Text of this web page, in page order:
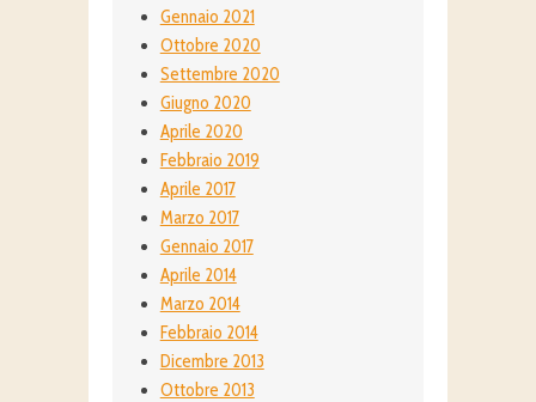
Gennaio 2021
Ottobre 2020
Settembre 2020
Giugno 2020
Aprile 2020
Febbraio 2019
Aprile 2017
Marzo 2017
Gennaio 2017
Aprile 2014
Marzo 2014
Febbraio 2014
Dicembre 2013
Ottobre 2013